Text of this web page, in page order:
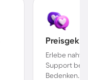
Erlebe
Support bei
Bedenken.